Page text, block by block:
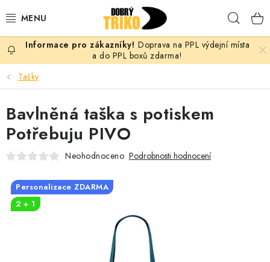
na
PRO ŽENY
PRO MUŽE
PRO DĚTI
PRO PÁRY
VLASTNÍ MOTIV
Doprava na PPL výdejní místa
a do PPL boxů zdarma!
Tašky
Bavlněná taška s potiskem
Potřebuju PIVO
Neohodnoceno Podrobnosti hodnocení
Personalizace ZDARMA
2 + 1